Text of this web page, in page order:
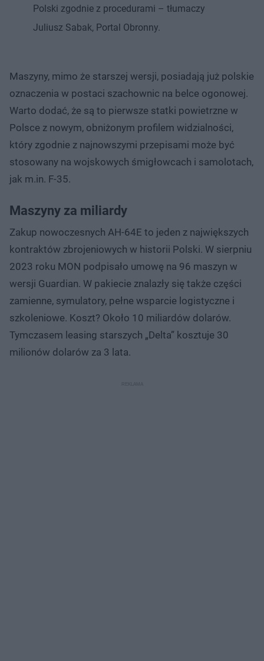
Polski zgodnie z procedurami – tłumaczy
Juliusz Sabak, Portal Obronny.
Maszyny, mimo że starszej wersji, posiadają już polskie
oznaczenia w postaci szachownic na belce ogonowej.
Warto dodać, że są to pierwsze statki powietrzne w
Polsce z nowym, obniżonym profilem widzialności,
który zgodnie z najnowszymi przepisami może być
stosowany na wojskowych śmigłowcach i samolotach,
jak m.in. F-35.
Maszyny za miliardy
Zakup nowoczesnych AH-64E to jeden z największych
kontraktów zbrojeniowych w historii Polski. W sierpniu
2023 roku MON podpisało umowę na 96 maszyn w
wersji Guardian. W pakiecie znalazły się także części
zamienne, symulatory, pełne wsparcie logistyczne i
szkoleniowe. Koszt? Około 10 miliardów dolarów.
Tymczasem leasing starszych „Delta” kosztuje 30
milionów dolarów za 3 lata.